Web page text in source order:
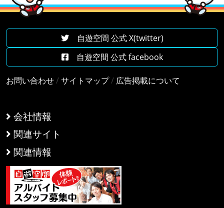
会社情報
関連サイト
関連情報
自遊空間 公式 X(twitter)
自遊空間 公式 facebook
お問い合わせ/サイトマップ/ 広告掲載について